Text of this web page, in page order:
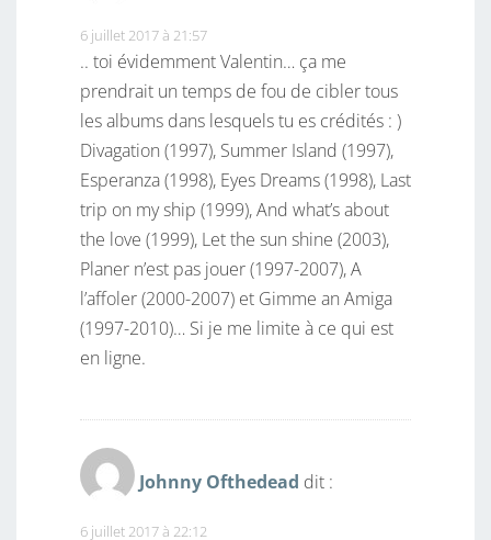
6 juillet 2017 à 21:57
.. toi évidemment Valentin… ça me
prendrait un temps de fou de cibler tous
les albums dans lesquels tu es crédités : )
Divagation (1997), Summer Island (1997),
Esperanza (1998), Eyes Dreams (1998), Last
trip on my ship (1999), And what’s about
the love (1999), Let the sun shine (2003),
Planer n’est pas jouer (1997-2007), A
l’affoler (2000-2007) et Gimme an Amiga
(1997-2010)… Si je me limite à ce qui est
en ligne.
Johnny Ofthedead dit :
6 juillet 2017 à 22:12